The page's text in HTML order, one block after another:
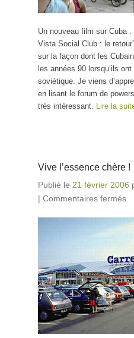
Un nouveau film sur Cuba :
Vista Social Club : le
sur la façon dont les
les années 90 lorsqu’ils
soviétique. Je viens
en lisant le forum de
très intéressant. Lire la
Vive l’essence chère !
Publié le 21 février 2006
| Commentaires fermés